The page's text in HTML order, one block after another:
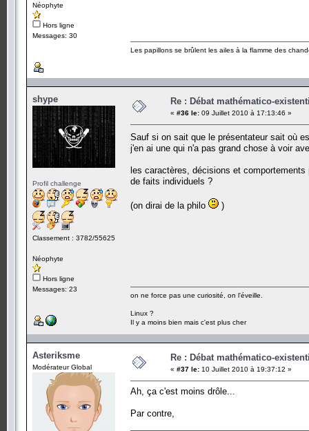
Néophyte
Hors ligne
Messages: 30
Les papillons se brûlent les ailes à la flamme des
shype
Profil challenge
Classement : 3782/55625
Néophyte
Hors ligne
Messages: 23
Re : Débat mathématico-
« #36 le: 09 Juillet 2010 à 17:13:46 »
Sauf si on sait que le présentateur sait où
j'en ai une qui n'a pas grand chose à voir
les caractères, décisions et
de faits individuels ?
(on dirai de la philo )
on ne force pas une curiosité, on l'éveille.
Linux ?
Il y a moins bien mais c'est plus cher
Asteriksme
Modérateur Global
Re : Débat mathématico-
« #37 le: 10 Juillet 2010 à 19:37:12 »
Ah, ça c'est moins drôle...
Par contre,